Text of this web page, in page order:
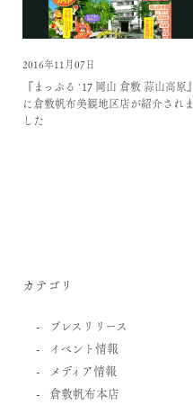
2016年11月07日
『まっぷる `17 岡山 倉敷 蒜山高原』
に倉敷帆布美観地区店が紹介されま
した
カテゴリ
プレスリリース
イベント情報
メディア情報
倉敷帆布本店